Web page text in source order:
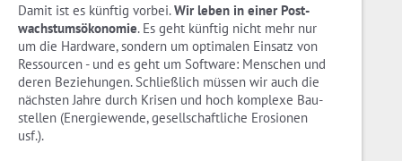
Damit ist es künf­tig vor­bei.Wir leben in einer Post­
wachs­tums­öko­no­mie. Es geht künf­tig nicht mehr nur
um die Hard­ware, son­dern um op­ti­ma­len Ein­satz von
Res­sour­cen - und es geht um Soft­ware: Men­schen und
deren Be­zie­hun­gen. Schließ­lich müs­sen wir auch die
nächs­ten Jahre durch Kri­sen und hoch kom­ple­xe Bau­
stel­len (En­er­gie­wen­de, ge­sell­schaft­li­che Ero­sio­nen
usf.).